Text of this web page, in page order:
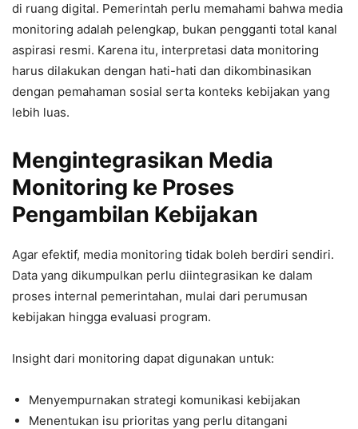
di ruang digital. Pemerintah perlu memahami bahwa media
monitoring adalah pelengkap, bukan pengganti total kanal
aspirasi resmi. Karena itu, interpretasi data monitoring
harus dilakukan dengan hati-hati dan dikombinasikan
dengan pemahaman sosial serta konteks kebijakan yang
lebih luas.
Mengintegrasikan Media
Monitoring ke Proses
Pengambilan Kebijakan
Agar efektif, media monitoring tidak boleh berdiri sendiri.
Data yang dikumpulkan perlu diintegrasikan ke dalam
proses internal pemerintahan, mulai dari perumusan
kebijakan hingga evaluasi program.
Insight dari monitoring dapat digunakan untuk:
Menyempurnakan strategi komunikasi kebijakan
Menentukan isu prioritas yang perlu ditangani